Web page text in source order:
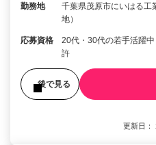
勤務地
千葉県茂原市にいはる工
地）
応募資格
20代・30代の若手活躍
許
後で見る
更新日：